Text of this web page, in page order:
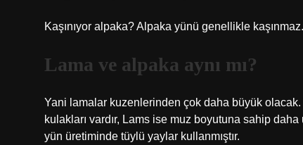
Kaşınıyor alpaka? Alpaka yünü genellikle kaşınmaz.
Lama ve alpaka aynı mı?
Yani lamalar kuzenlerinden çok daha büyük olacak.
kulakları vardır, Lams ise muz boyutuna sahip
yün üretiminde tüylü yaylar kullanmıştır.